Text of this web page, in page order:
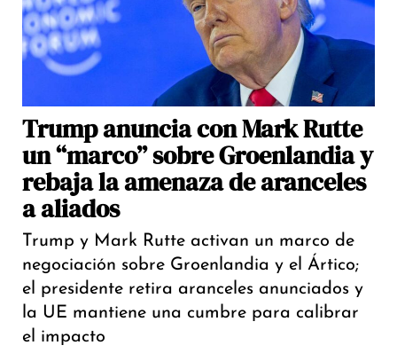
Trump anuncia con Mark Rutte
un “marco” sobre Groenlandia y
rebaja la amenaza de aranceles
a aliados
Trump y Mark Rutte activan un marco de
negociación sobre Groenlandia y el Ártico;
el presidente retira aranceles anunciados y
la UE mantiene una cumbre para calibrar
el impacto